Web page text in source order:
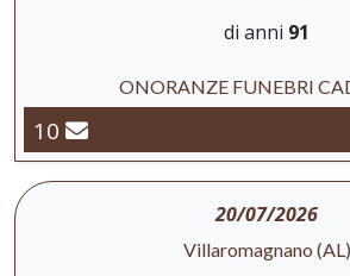
di anni 91
ONORANZE FUNEBRI
10
20/07/2026
Villaromagnano (AL)